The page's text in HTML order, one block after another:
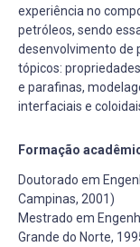
experiência no
petróleos, sendo
desenvolvimento de
tópicos:
e parafinas,
interfaciais e
Formação
Doutorado em
Campinas, 2001)
Mestrado em
Grande do Norte,